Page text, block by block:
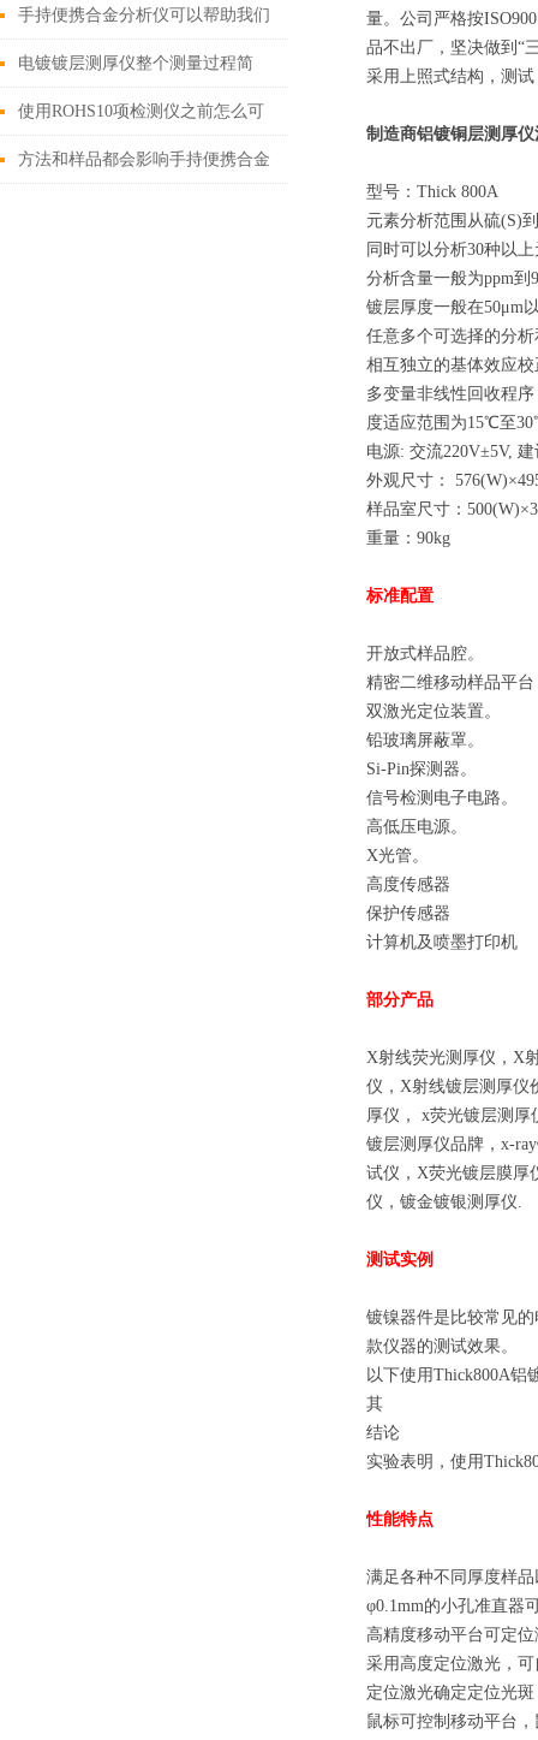
条件
手持便携合金分析仪可以帮助我们
鉴别珠宝真伪
电镀镀层测厚仪整个测量过程简
单、快速且不会对样品造成损害
使用ROHS10项检测仪之前怎么可
以不了解这些！
方法和样品都会影响手持便携合金
量。公司严格按
品不出厂，坚决做到“
采用上照式结构，测
制造商铝镀铜层测厚
型号：Thick 800A
元素分析范围从硫(S)
同时可以分析30种以
分析含量一般为ppm到
镀层厚度一般在50μm
任意多个可选择的分
相互独立的基体效应
多变量非线性回收程序
度适应范围为15℃至
电源: 交流220V±5V,
外观尺寸：
样品室尺寸：
重量：90kg
标准配置
开放式样品腔。
精密二维移动样品平
双激光定位装置。
铅玻璃屏蔽罩。
Si-Pin探测器。
信号检测电子电路。
高低压电源。
X光管。
高度传感器
保护传感器
计算机及喷墨打印机
部分产品
X射线荧光测厚仪，X
仪，X射线镀层测厚仪
厚仪， x荧光镀层测
镀层测厚仪品牌，x-
试仪，X荧光镀层膜厚
仪，镀金镀银测厚仪.
测试实例
镀镍器件是比较常见
款仪器的测试效果。
以下使用Thick800A铝
其
结论
实验表明，使用
性能特点
满足各种不同厚度样
φ0.1mm的小孔准直器
高精度移动平台可定
采用高度定位激光，
定位激光确定定位光
鼠标可控制移动平台